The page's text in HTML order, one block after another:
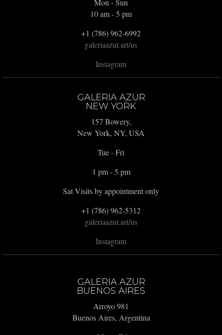
Mon - Sun
10 am - 5 pm
+1 (786) 962-6992
galeriaazur.art/us
Instagram
GALERIA AZUR
NEW YORK
157 Bowery,
New York, NY, USA
Tue - Fri
1 pm - 5 pm
Sat Visits by appointment only
+1 (786) 962-5312
galeriaazur.art/us
Instagram
GALERIA AZUR
BUENOS AIRES
Arroyo 981
Buenos Aires, Argentina